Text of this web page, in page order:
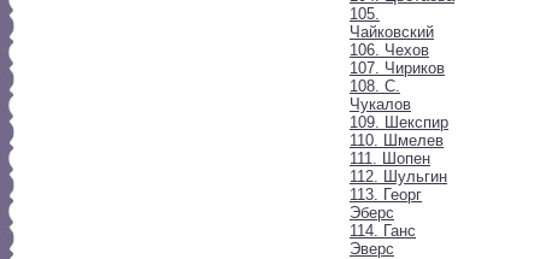
105.
Чайковский
106. Чехов
107. Чириков
108. С.
Чукалов
109. Шекспир
110. Шмелев
111. Шопен
112. Шульгин
113. Георг
Эберс
114. Ганс
Эверс